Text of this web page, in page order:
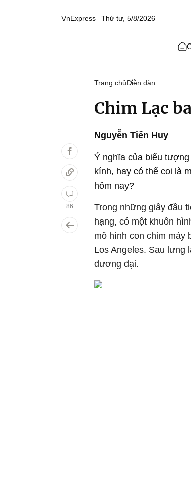
VnExpress Thứ tư, 5/8/2026
86
Trang chủDiễn đàn
Chim Lạc
Nguyễn Tiến Huy
Ý nghĩa của biểu
kính, hay có thể coi là
hôm nay?
Trong những giây đầu
hạng, có một khuôn
mô hình con chim máy
Los Angeles. Sau lưng
đương đại.